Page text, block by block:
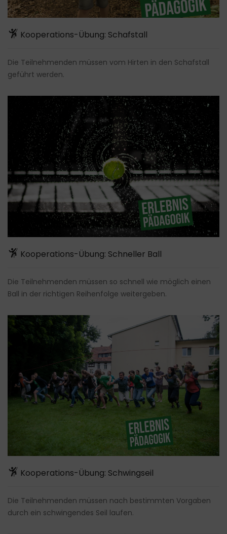
Kooperations-Übung: Schafstall
Die Teilnehmenden müssen vom Hirten in den Schafstall
geführt werden.
Kooperations-Übung: Schneller Ball
Die Teilnehmenden müssen so schnell wie möglich einen
Ball in der richtigen Reihenfolge weitergeben.
Kooperations-Übung: Schwingseil
Die Teilnehmenden müssen nach bestimmten Vorgaben
durch ein schwingendes Seil laufen.